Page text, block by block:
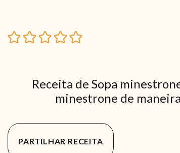
Receita de Sopa
minestrone de
PARTILHAR RECEITA